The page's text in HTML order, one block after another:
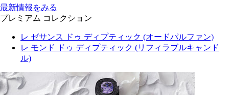
最新情報をみる
プレミアム コレクション
レ ゼサンス ドゥ ディプティック (オードパルファン)
レ モンド ドゥ ディプティック (リフィラブルキャンド
ル)